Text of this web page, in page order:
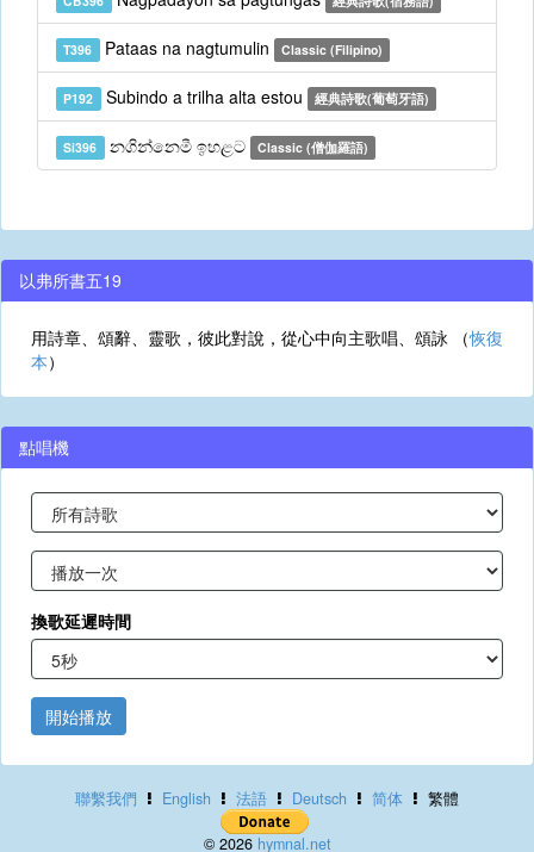
T396 Pataas na nagtumulin Classic (Filipino)
P192 Subindo a trilha alta estou 經典詩歌(葡萄牙語)
Si396 නගින්නෙමී ඉහළට Classic (僧伽羅語)
以弗所書五19
用詩章、頌辭、靈歌，彼此對說，從心中向主歌唱、頌詠 （恢復
本）
點唱機
換歌延遲時間
開始播放
聯繫我們 English 法語 Deutsch 简体 繁體
© 2026 hymnal.net